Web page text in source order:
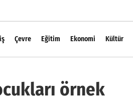
Çevre Eğitim Ekonomi Kültür
örnek